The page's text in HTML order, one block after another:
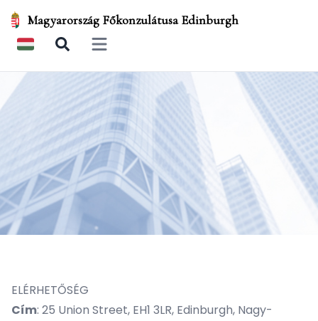
Magyarország Főkonzulátusa Edinburgh
Open main menu
ELÉRHETŐSÉG
Cím: 25 Union Street, EH1 3LR, Edinburgh, Nagy-